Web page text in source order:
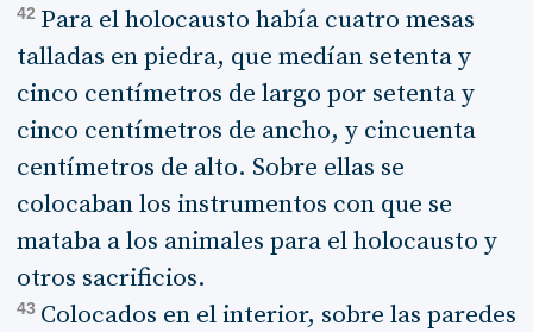
42 Para el holocausto había cuatro mesas
talladas en piedra, que medían setenta y
cinco centímetros de largo por setenta y
cinco centímetros de ancho, y cincuenta
centímetros de alto. Sobre ellas se
colocaban los instrumentos con que se
mataba a los animales para el holocausto y
otros sacrificios.
43 Colocados en el interior, sobre las paredes